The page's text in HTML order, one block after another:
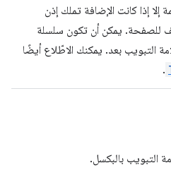
إلا إذا كانت الإضافة تملك إذن
للصفحة. يمكن أن تكون سلسلة
التبويب بعد. يمكنك الاطّلاع أيضًا
.
التبويب بالبكسل.